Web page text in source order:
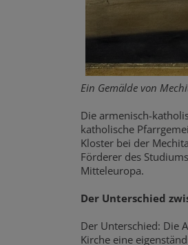
Ein Gemälde von
Die armenisch-
katholische
Kloster bei der
Förderer des
Mitteleuropa.
Der Unterschied
Der Unterschied: Die
Kirche eine